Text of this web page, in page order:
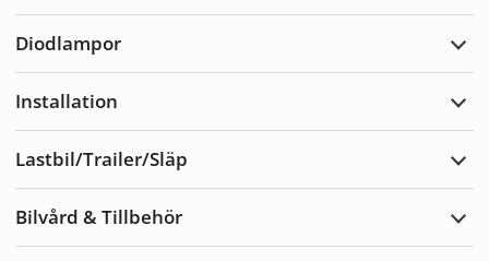
Diodlampor
Installation
Lastbil/Trailer/Släp
Bilvård & Tillbehör